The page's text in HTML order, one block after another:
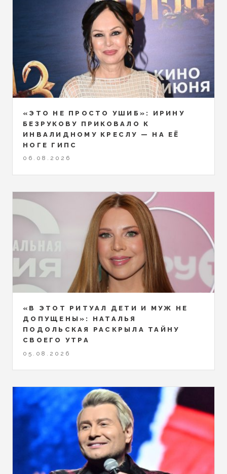
«ЭТО НЕ ПРОСТО УШИБ»: ИРИНУ
БЕЗРУКОВУ ПРИКОВАЛО К
ИНВАЛИДНОМУ КРЕСЛУ — НА ЕЁ
НОГЕ ГИПС
06.08.2026
«В ЭТОТ РИТУАЛ ДЕТИ И МУЖ НЕ
ДОПУЩЕНЫ»: НАТАЛЬЯ
ПОДОЛЬСКАЯ РАСКРЫЛА ТАЙНУ
СВОЕГО УТРА
05.08.2026